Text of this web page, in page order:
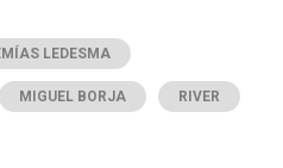
LEDESMA
MIGUEL BORJA RIVER